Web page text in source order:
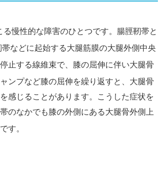
る慢性的な障害のひとつです。腸脛靭帯と
などに起始する大腿筋膜の大腿外側中央
止する線維束で、膝の屈伸に伴い大腿骨
ンプなど膝の屈伸を繰り返すと、大腿骨
感じることがあります。こうした症状を
のなかでも膝の外側にある大腿骨外側上
す。